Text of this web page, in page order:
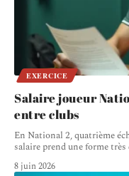
EXERCICE
Salaire joueur
entre clubs
En National 2, quatrième
salaire prend une forme
8 juin 2026